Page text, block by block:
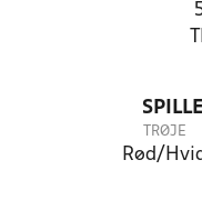
TRØJE
Rød/